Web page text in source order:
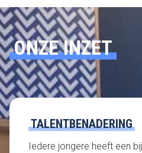
ONZE INZET
TALENTBENADERING
Iedere jongere heeft een